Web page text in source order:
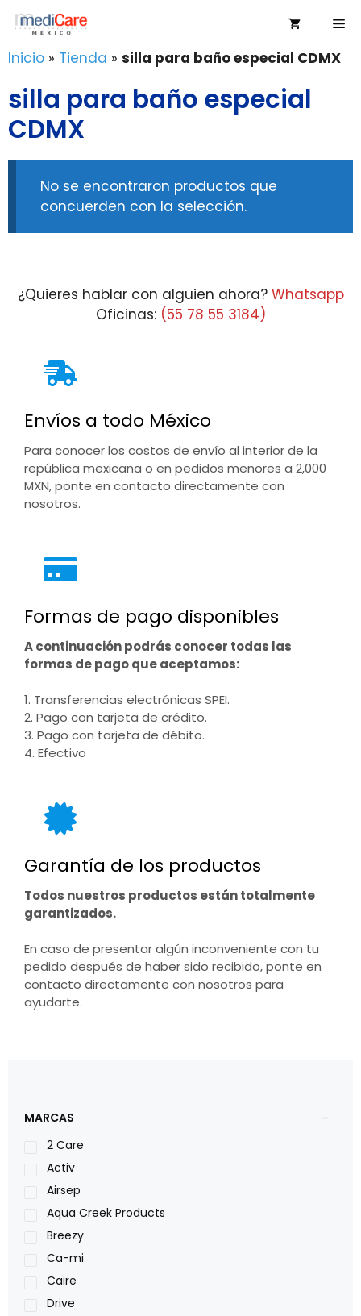
Saltar
contenido
Inicio » Tienda » silla para baño especial CDMX
silla para baño especial
CDMX
No se encontraron productos que
concuerden con la selección.
¿Quieres hablar con alguien ahora? Whatsapp
Oficinas: (55 78 55 3184)
Envíos a todo México
Para conocer los costos de envío al interior de la
república mexicana o en pedidos menores a 2,000
MXN, ponte en contacto directamente con
nosotros.
Formas de pago disponibles
A continuación podrás conocer todas las
formas de pago que aceptamos:
1. Transferencias electrónicas SPEI.
2. Pago con tarjeta de crédito.
3. Pago con tarjeta de débito.
4. Efectivo
Garantía de los productos
Todos nuestros productos están totalmente
garantizados.
En caso de presentar algún inconveniente con tu
pedido después de haber sido recibido, ponte en
contacto directamente con nosotros para
ayudarte.
MARCAS
2 Care
Activ
Airsep
Aqua Creek Products
Breezy
Ca-mi
Caire
Drive